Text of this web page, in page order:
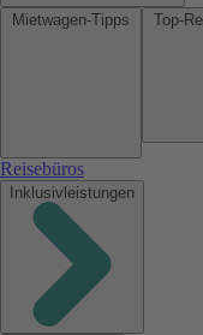
Reisebüros
Inklusivleistungen